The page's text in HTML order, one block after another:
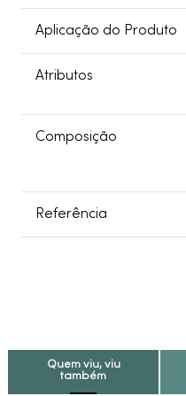
Aplicação do Produto
Atributos
Composição
Referência
Quem viu, viu
também